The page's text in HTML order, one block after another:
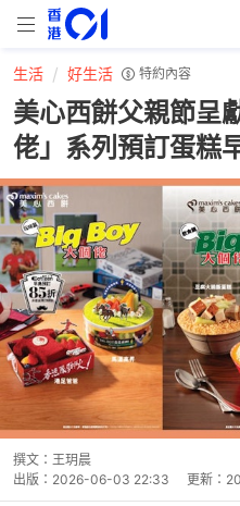
生活 好生活 特約內容
美心西餅父親節呈
佬」系列預訂蛋糕
撰文： 王玥晨
出版： 2026-06-03 22:33 更新：